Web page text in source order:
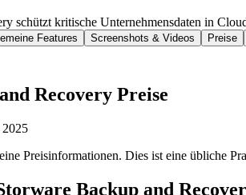
schützt kritische Unternehmensdaten in
Features Screenshots & Videos Preise
Recovery Preise
2025
Preisinformationen. Dies ist eine übliche
Backup and